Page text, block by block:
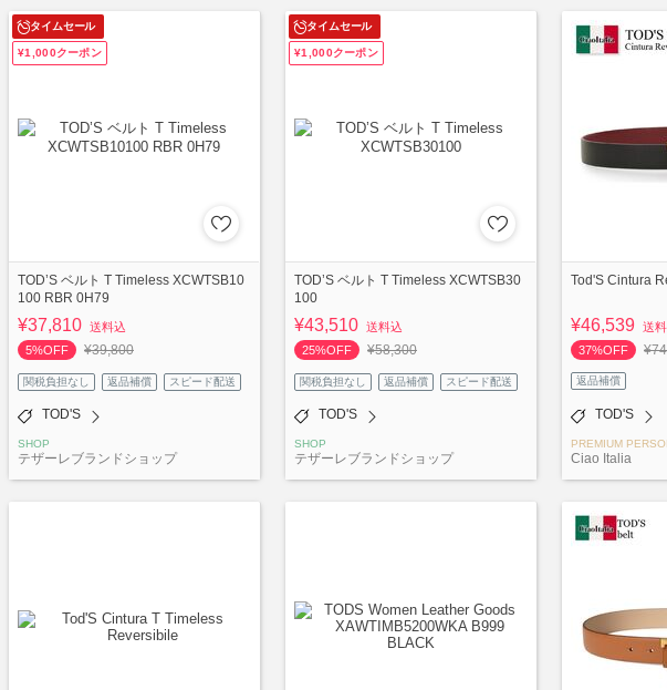
タイムセール
¥1,000クーポン
TOD’S ベルト T Timeless XCWTSB10
100 RBR 0H79
¥37,810 送料込
5%OFF
¥39,800
関税負担なし 返品補償 スピード配送
TOD'S
SHOP
テザーレブランドショップ
タイムセール
¥1,000クーポン
TOD’S ベルト T Timeless XCWTSB30
100
¥43,510 送料込
25%OFF
¥58,300
関税負担なし 返品補償 スピード配送
TOD'S
SHOP
テザーレブランドショップ
Tod'S Cintura
¥46,539 送
37%OFF
返品補償
TOD'S
PREMIUM
Ciao Italia